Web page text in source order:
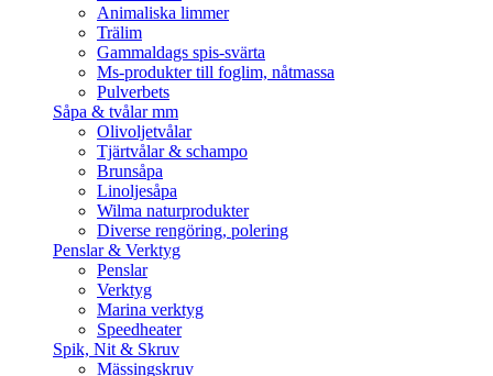
Animaliska limmer
Trälim
Gammaldags spis-svärta
Ms-produkter till foglim, nåtmassa
Pulverbets
Såpa & tvålar mm
Olivoljetvålar
Tjärtvålar & schampo
Brunsåpa
Linoljesåpa
Wilma naturprodukter
Diverse rengöring, polering
Penslar & Verktyg
Penslar
Verktyg
Marina verktyg
Speedheater
Spik, Nit & Skruv
Mässingskruv